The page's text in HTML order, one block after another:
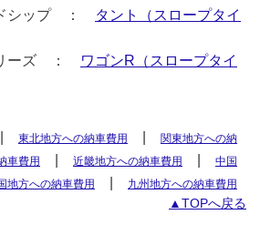
シップ ：
タント（スロープタイ
リーズ ：
ワゴンR（スロープタイ
東北地方への納車費用
関東地方への納
車費用 近畿地方への納車費用
中国
地方への納車費用 九州地方への納車費用
▲TOPへ戻る